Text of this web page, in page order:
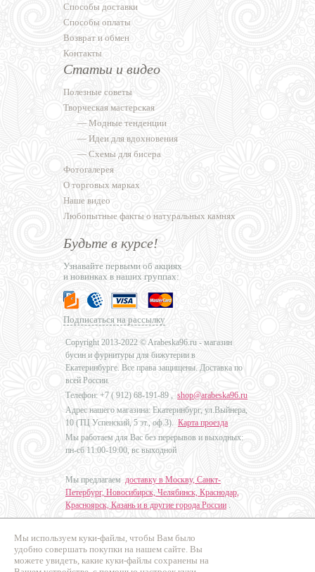
Мы используем куки-файлы, чтобы Вам было
удобно совершать покупки на нашем сайте. Вы
можете увидеть, какие куки-файлы сохранены на
Способы доставки
Способы оплаты
Возврат и обмен
Контакты
Статьи и видео
Полезные советы
Творческая мастерская
— Модные тенденции
— Идеи для вдохновения
— Схемы для бисера
Фотогалерея
О торговых марках
Наше видео
Любопытные факты о натуральных камнях
Будьте в курсе!
Узнавайте первыми об акциях
и новинках в наших группах:
Подписаться на рассылку
Copyright 2013-2022 © Arabeska96.ru - магазин
бусин и фурнитуры для бижутерии в
Екатеринбурге. Все права защищены. Доставка по
всей России.
Телефон: +7 ( 912) 68-191-89 , shop@arabeska96.ru
Адрес нашего магазина: Екатеринбург, ул.Выйнера,
10 (ТЦ Успенский, 5 эт., оф.3). Карта проезда
Мы работаем для Вас без перерывов и выходных:
пн-сб 11:00-19:00, вс выходной
Мы предлагаем доставку в Москву, Санкт-
Петербург, Новосибирск, Челябинск, Краснодар,
Красноярск, Казань и в другие города России .
Дизайн - Наталья Мальцева
Продвижение сайтов